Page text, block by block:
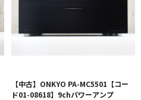
【中古】ONKYO PA-MC5501【コー
ド01-08618】9chパワーアンプ